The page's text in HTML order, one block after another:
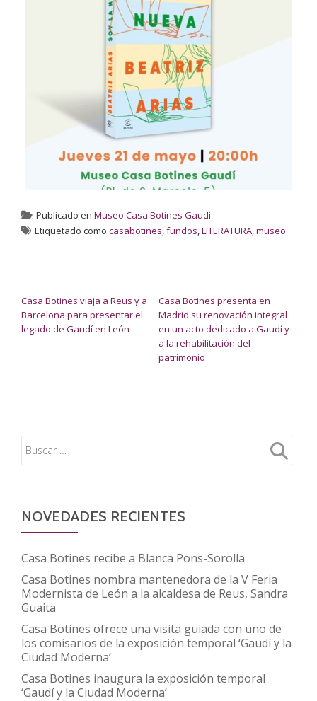
Publicado en Museo Casa Botines Gaudí
Etiquetado como casabotines,fundos,LITERATURA,museo
Casa Botines viaja a Reus y a
Barcelona para presentar el
legado de Gaudí en León
Casa Botines presenta en
Madrid su renovación integral
en un acto dedicado a Gaudí y
a la rehabilitación del
patrimonio
NOVEDADES RECIENTES
Casa Botines recibe a Blanca Pons-Sorolla
Casa Botines nombra mantenedora de la V Feria
Modernista de León a la alcaldesa de Reus, Sandra
Guaita
Casa Botines ofrece una visita guiada con uno de
los comisarios de la exposición temporal ‘Gaudí y la
Ciudad Moderna’
Casa Botines inaugura la exposición temporal
‘Gaudí y la Ciudad Moderna’